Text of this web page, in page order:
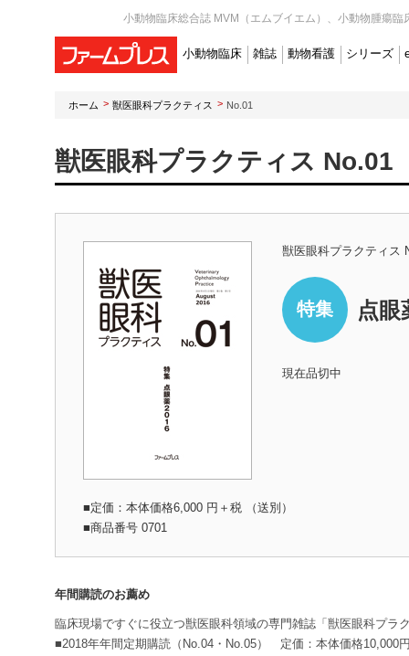
小動物臨床総合誌 MVM（エムブイエム）、小動物腫瘍
小動物臨床 雑誌 動物看護 シリーズ
ホーム 獣医眼科プラクティス No.01
獣医眼科プラクティス No.01
獣医眼科プラクティス
特集 点眼
現在品切中
■定価：本体価格6,000 円＋税 （送別）
■商品番号 0701
年間購読のお薦め
臨床現場ですぐに役立つ獣医眼科領域の専門雑誌「獣医眼科プラ
■2018年年間定期購読（No.04・No.05） 定価：本体価格10,000